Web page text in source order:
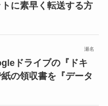
に素早く転送する方
瀬名
ドライブの『ドキ
の領収書を『データ